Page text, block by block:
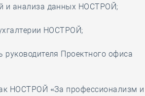
и анализа данных НОСТРОЙ;
НОСТРОЙ;
руководителя Проектного офиса
НОСТРОЙ «За профессионализм и